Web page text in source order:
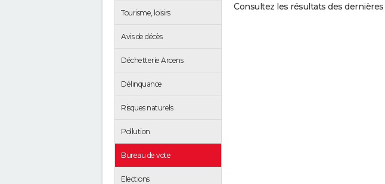
Tourisme, loisirs
Avis de décès
Déchetterie Arcens
Délinquance
Risques naturels
Pollution
Bureau de vote
Elections
Consultez les résultats des dernières